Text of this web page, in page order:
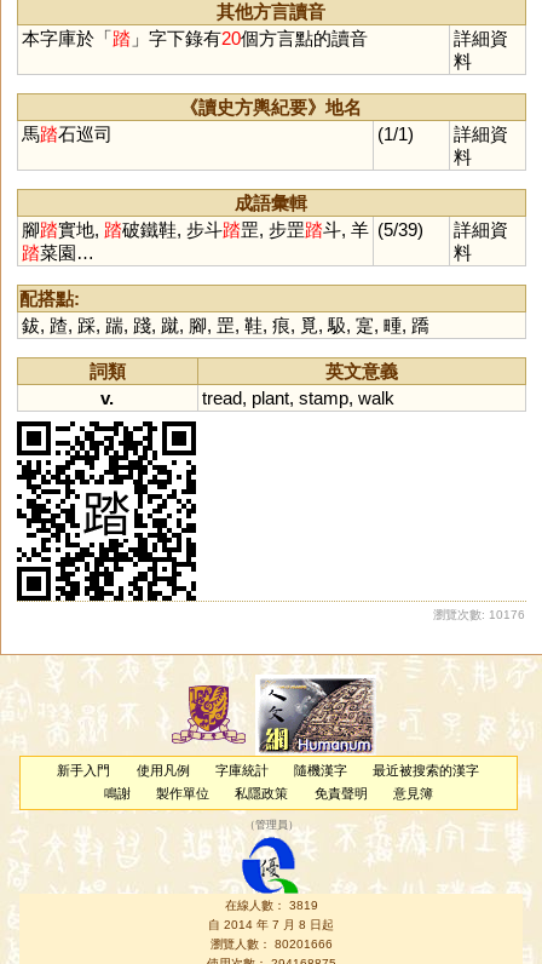
其他方言讀音
本字庫於「踏 」字下錄有20個方言點的讀音
詳細資
料
《讀史方輿紀要》地名
馬踏石巡司 (1/1)
詳細資
料
成語彙輯
腳踏實地, 踏破鐵鞋, 步斗踏罡, 步罡踏斗, 羊
踏菜園…
(5/39)
詳細資
料
配搭點:
鈸, 蹅, 踩, 踹, 踐, 蹴, 腳, 罡, 鞋, 痕, 覓, 馺, 寔, 畽, 蹻
詞類
英文意義
v.
tread, plant, stamp, walk
瀏覽次數: 10176
新手入門 使用凡例 字庫統計 隨機漢字
最近被搜索的漢字
鳴謝
製作單位 私隱政策 免責聲明 意見簿
（管理員 ）
在線人數： 3819
自 2014 年 7 月 8 日起
瀏覽人數： 80201666